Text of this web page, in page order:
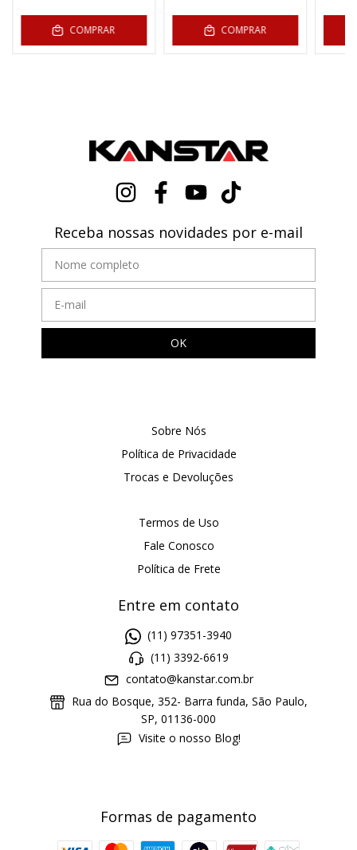
COMPRAR COMPRAR
Receba nossas novidades por e-mail
Sobre Nós
Política de Privacidade
Trocas e Devoluções
Termos de Uso
Fale Conosco
Política de Frete
Entre em contato
(11) 97351-3940
(11) 3392-6619
contato@kanstar.com.br
Rua do Bosque, 352- Barra funda, São Paulo,
SP, 01136-000
Visite o nosso Blog!
Formas de pagamento